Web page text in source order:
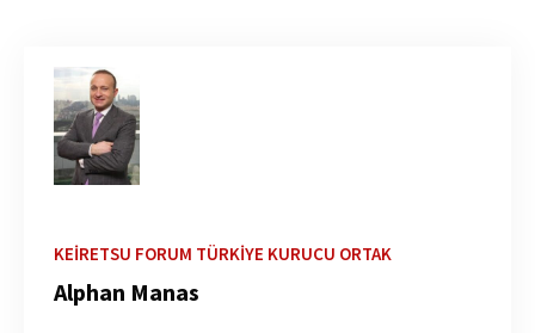
KEIRETSU FORUM TÜRKIYE KURUCU ORTAK
Alphan Manas